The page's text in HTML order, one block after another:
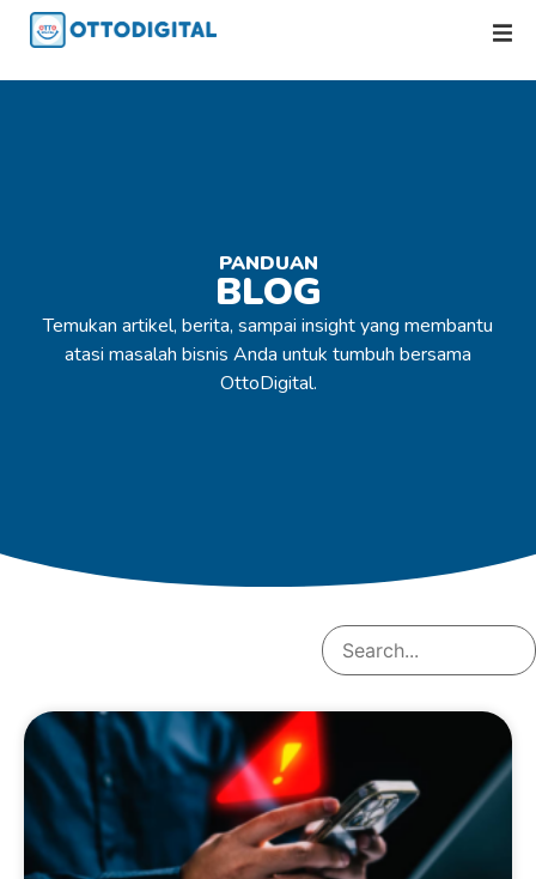
PANDUAN
BLOG
Temukan artikel, berita, sampai insight yang membantu
atasi masalah bisnis Anda untuk tumbuh bersama
OttoDigital.